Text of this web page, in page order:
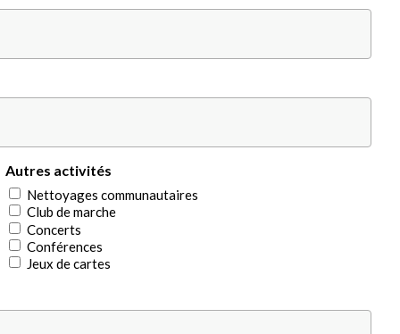
Autres activités
Nettoyages communautaires
Club de marche
Concerts
Conférences
Jeux de cartes